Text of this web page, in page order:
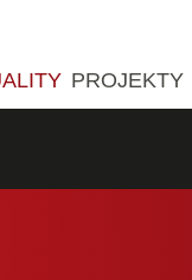
PROJEKTY